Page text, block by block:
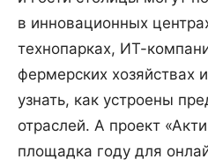
в инновационных
технопарках, ИТ-
фермерских хозяйствах
узнать, как устроены
отраслей. А проект
площадка году для